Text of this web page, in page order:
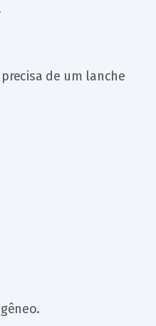
de um lanche